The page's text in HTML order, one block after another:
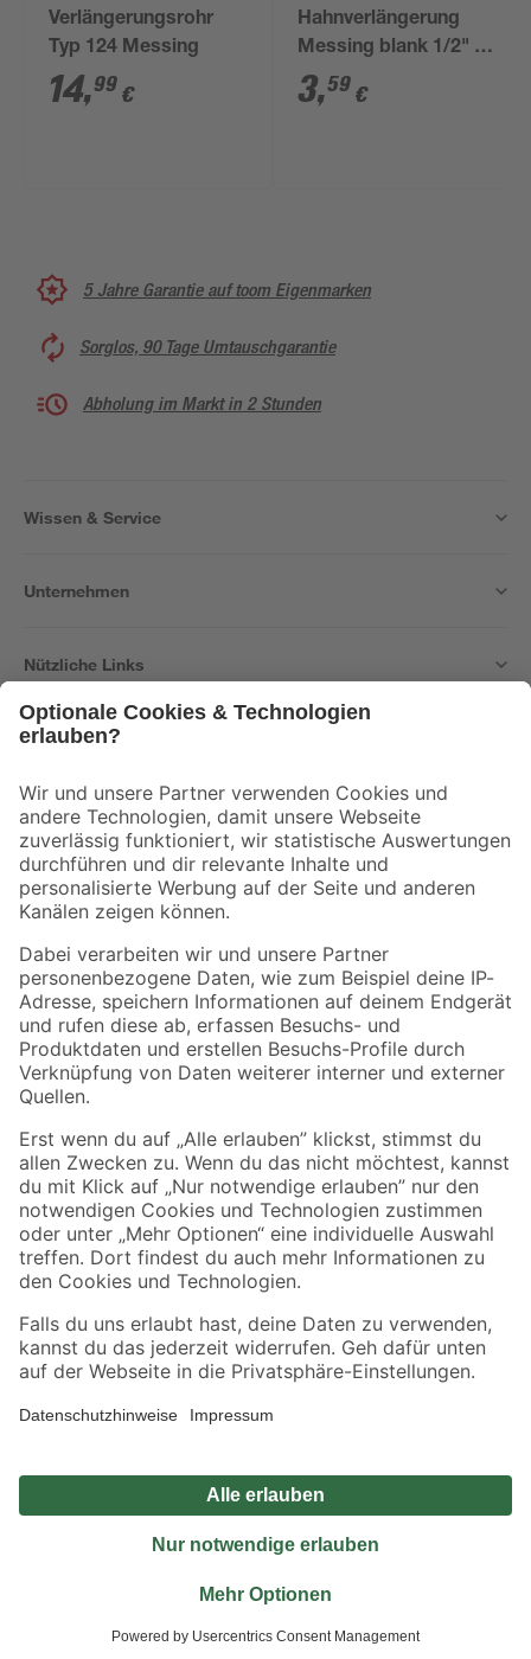
Verlängerungsrohr
Typ 124 Messing
14,99 €
Hahnverlängerung
Messing blank 1/2" x
20 mm
3,59 €
5 Jahre Garantie auf toom Eigenmarken
Sorglos, 90 Tage Umtauschgarantie
Abholung im Markt in 2 Stunden
Wissen & Service
Unternehmen
Nützliche Links
Der toom Newsletter: Keine Angebote und Aktionen mehr verpassen!
Zur Newsletter Anmeldung
Folge uns
Zahlungsarten Versandarten
Sicher einkaufen
Jetzt die toom-App herunterladen
Alle Preisangaben in EUR inkl. gesetzl. MwSt.. Die dargestellten Angebote sind unter
Umständen nicht in allen Märkten verfügbar. Die angegebenen Verfügbarkeiten beziehen
Produkte nur solange der Vorrat reicht.
*Paketversand ab 59 € versandkostenfrei, gilt nicht für Artikel mit Speditionsversand, hier
Privatsphäre Impressum
Nutzungsbedingungen
Widerrufsrecht
Vertrag widerrufen
© 2026 toom Baumarkt GmbH